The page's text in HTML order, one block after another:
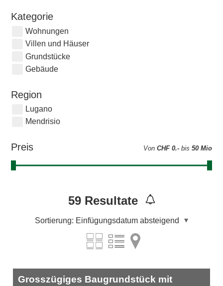
Kategorie
Wohnungen
Villen und Häuser
Grundstücke
Gebäude
Region
Lugano
Mendrisio
Preis Von CHF 0.- bis 50 Mio
59Resultate
Sortierung: Einfügungsdatum absteigend
Grosszügiges Baugrundstück mit